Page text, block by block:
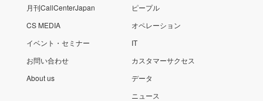
月刊CallCenterJapan
CS MEDIA
イベント・セミナー
お問い合わせ
About us
ピープル
オペレーション
IT
カスタマーサクセス
データ
ニュース